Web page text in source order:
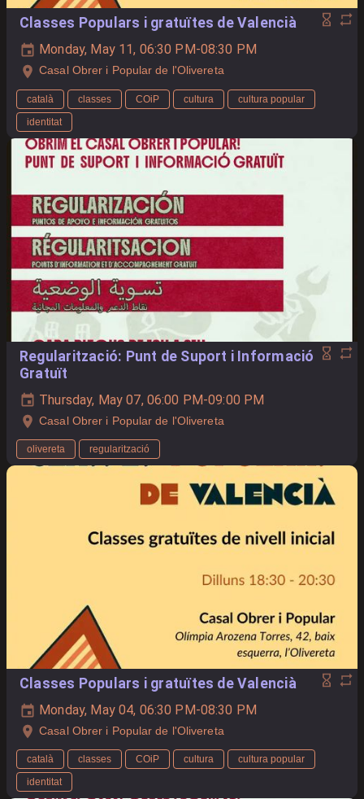
Classes Populars i gratuïtes de Valencià
Monday, May 11, 06:30 PM-08:30 PM
Casal Obrer i Popular de l'Olivereta
català classes COiP cultura
cultura popular
identitat
Regularització: Punt de Suport i Informació
Gratuït
Thursday, May 07, 06:00 PM-09:00 PM
Casal Obrer i Popular de l'Olivereta
olivereta regularització
Classes Populars i gratuïtes de Valencià
Monday, May 04, 06:30 PM-08:30 PM
Casal Obrer i Popular de l'Olivereta
català classes COiP cultura
cultura popular
identitat